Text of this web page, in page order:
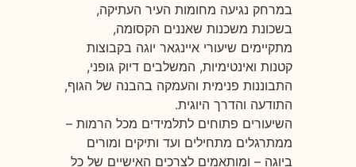
במרחק נגיעה מחומות העיר העתיקה,
בשכונת משכנות שאננים הקסומה,
מתקיימים שיעורי איינגאר יוגה בקבוצות
קטנות ואינטימיות, המשלבים דיוק גופני,
התבוננות פנימית והעמקה בהבנה של הגוף,
התודעה והדרך היוגית.
השיעורים פתוחים לתלמידים מכל הרמות –
ממתרגלים מתחילים ועד ותיקים ומורים
ביוגה – ומותאמים לצרכים האישיים של כל